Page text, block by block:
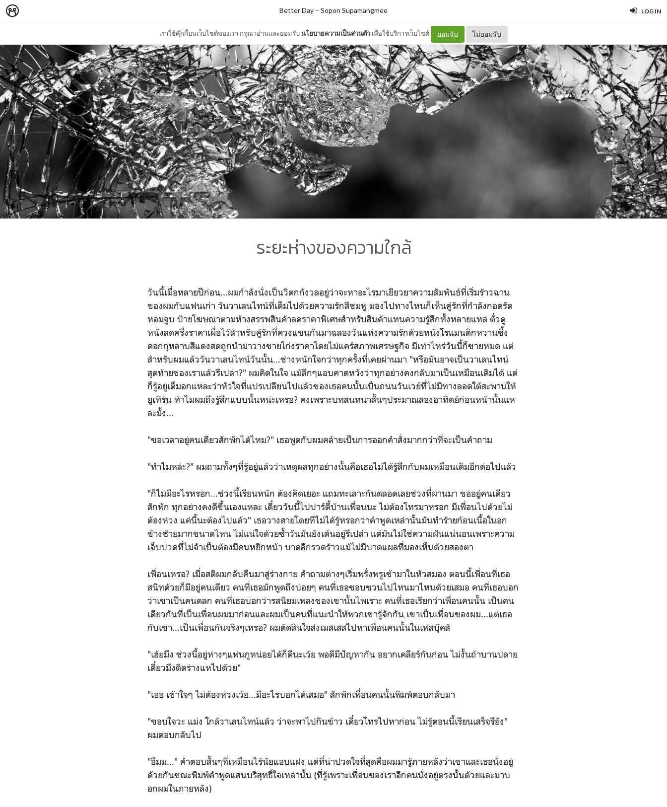
LOG IN
เราใช้คุ๊กกี้บนเว็บไซต์ของเรา กรุณาอ่านและยอมรับนโยบายความเป็นส่วนตัว เพื่อใช้บริการเว็บไซต์ ยอมรับ ไม่ยอมรับ
Better Day – Sopon Supamangmee
ระยะห่างของความใกล้
วันนี้เมื่อหลายปีก่อน...ผมกำลังนั่งเป็นวิตกกังวลอยู่ว่าจะหาอะไรมาเยียวยาความสัมพันธ์ที่เริ่มร้าวฉาน
ของผมกับแฟนเก่า วันวาเลนไทน์ที่เต็มไปด้วยความรักสีชมพู มองไปทางไหนก็เห็นคู่รักที่กำลังกอดรัด
หอมจูบ ป้ายโฆษณาตามห้างสรรพสินค้าลดราคาพิเศษสำหรับสินค้าแทนความรู้สึกทั้งหลายแหล่ ตั๋วดู
หนังลดครึ่งราคาเผื่อไว้สำหรับคู้รักที่ควงแขนกันมาฉลองวันแห่งความรักด้วยหนังโรแมนติกหวานซึ้ง
ดอกกุหลาบสีแดงสดถูกนำมาวางขายโก่งราคาโดยไม่แคร์สภาพเศรษฐกิจ มีเท่าไหร่วันนี้ก็ขายหมด แต่
สำหรับผมแล้ววันวาเลนไทน์วันนั้น...ช่างหนักใจกว่าทุกครั้งที่เคยผ่านมา "หรือมันอาจเป็นวาเลนไทน์
สุดท้ายของเราแล้วรึเปล่า?" ผมคิดในใจ แม้ลึกๆแอบคาดหวังว่าทุกอย่างคงกลับมาเป็นเหมือนเดิมได้ แต่
ก็รู้อยู่เต็มอกแหละว่าหัวใจที่แปรเปลียนไปแล้วของเธอคนนั้นเป็นถนนวันเวย์ที่ไม่มีทางลอดใต้สะพานให้
ยูเทิร์น ทำไมผมถึงรู้สึกแบบนั้นหน่ะเหรอ? คงเพราะบทสนทนาสั้นๆประมาณสองอาทิตย์ก่อนหน้านั้นแห
ละมั้ง...
"ขอเวลาอยู่คนเดียวสักพักได้ไหม?" เธอพูดกับผมคล้ายเป็นการออกคำสั่งมากกว่าที่จะเป็นคำถาม
"ทำไมหล่ะ?" ผมถามทั้งๆที่รู้อยู่แล้วว่าเหตุผลทุกอย่างนั้นคือเธอไม่ได้รู้สึกกับผมเหมือนเดิมอีกต่อไปแล้ว
"ก็ไม่มีอะไรหรอก...ช่วงนี้เรียนหนัก ต้องคิดเยอะ แถมทะเลาะกันตลอดเลยช่วงที่ผ่านมา ขออยู่คนเดียว
สักพัก ทุกอย่างคงดีขึ้นเองแหละ เดี๋ยววันนี้ไปปาร์ตี้บ้านเพื่อนนะ ไม่ต้องโทรมาหรอก มีเพื่อนไปด้วยไม่
ต้องห่วง แค่นี้นะต้องไปแล้ว" เธอวางสายโดยที่ไม่ได้รู้หรอกว่าคำพูดเหล่านั้นมันทำร้ายก้อนเนื้อในอก
ข้างซ้ายมากขนาดไหน ไม่แน่ใจด้วยซ้ำวันมันยังเต้นอยู่รึเปล่า แต่มันไม่ใช่ความฝันแน่นอนเพราะความ
เจ็บปวดที่ไม่จำเป็นต้องมีคนหยิกหน้า บาดลึกรวดร้าวแม้ไม่มีบาดแผลที่มองเห็นด้วยสองตา
เพื่อนเหรอ? เมื่อสติผมกลับคืนมาสู่ร่างกาย คำถามต่างๆเริ่มพรั่งพรูเข้ามาในหัวสมอง ตอนนี้เพื่อนที่เธอ
สนิทด้วยก็มีอยู่คนเดียว คนที่เธอมักพูดถึงบ่อยๆ คนที่เธอชอบชวนไปไหนมาไหนด้วยเสมอ คนที่เธอบอก
ว่าเขาเป็นคนตลก คนที่เธอบอกว่ารสนิยมเพลงของเขานั้นไพเราะ คนที่เธอเรียกว่าเพื่อนคนนั้น เป็นคน
เดียวกันที่เป็นเพื่อนผมมาก่อนและผมเป็นคนที่แนะนำให้พวกเขารู้จักกัน เขาเป็นเพื่อนของผม...แต่เธอ
กับเขา...เป็นเพื่อนกันจริงๆเหรอ? ผมตัดสินใจส่งเมสเสสไปหาเพื่อนคนนั้นในเฟสบุ๊คส์
"เฮ้ยมึง ช่วงนี้อยู่ห่างๆแฟนกูหน่อยได้ก็ดีนะเว้ย พอดีมีปัญหากัน อยากเคลียร์กันก่อน ไม่งั้นถ้าบานปลาย
เดี๋ยวมึงติดร่างแหไปด้วย"
"เออ เข้าใจๆ ไม่ต้องห่วงเว้ย...มีอะไรบอกได้เสมอ" สักพักเพื่อนคนนั้นพิมพ์ตอบกลับมา
"ขอบใจวะ แม่ง ใกล้วาเลนไทน์แล้ว ว่าจะพาไปกินข้าว เดี๋ยวโทรไปหาก่อน ไม่รู้ตอนนี้เรียนเสร็จรึยัง"
ผมตอบกลับไป
"อืมม..." คำตอบสั้นๆที่เหมือนไร้นัยแอบแฝง แต่ที่น่าปวดใจที่สุดคือผมมารู้ภายหลังว่าเขาและเธอนั่งอยู่
ด้วยกันขณะพิมพ์คำพูดแสนบริสุทธิ์ใจเหล่านั้น (ที่รู้เพราะเพื่อนของเราอีกคนนั่งอยู่ตรงนั้นด้วยและมาบ
อกผมในภายหลัง)